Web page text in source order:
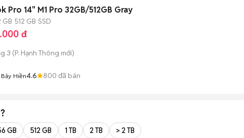
Pro 14" M1 Pro 32GB/512GB Gray
GB 512 GB SSD
đ
3 (P. Hạnh Thông mới)
Hiền4.6 800 đã bán
GB 512 GB 1 TB 2 TB > 2 TB